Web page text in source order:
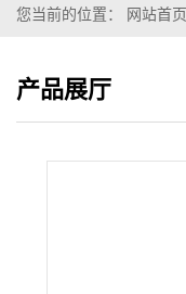
您当前的位置： 网站首页
产品展厅